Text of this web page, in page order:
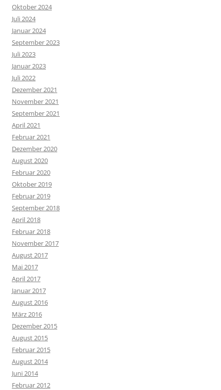
Oktober 2024
Juli 2024
Januar 2024
September 2023
Juli 2023
Januar 2023
Juli 2022
Dezember 2021
November 2021
September 2021
April 2021
Februar 2021
Dezember 2020
August 2020
Februar 2020
Oktober 2019
Februar 2019
September 2018
April 2018
Februar 2018
November 2017
August 2017
Mai 2017
April 2017
Januar 2017
August 2016
März 2016
Dezember 2015
August 2015
Februar 2015
August 2014
Juni 2014
Februar 2012